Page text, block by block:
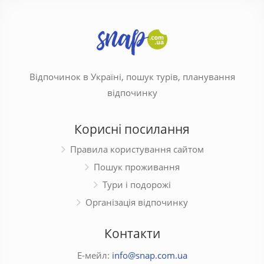
Відпочинок в Україні, пошук турів, планування
відпочинку
Корисні посилання
Правила користування сайтом
Пошук проживання
Тури і подорожі
Організація відпочинку
Контакти
Е-мейл: info@snap.com.ua